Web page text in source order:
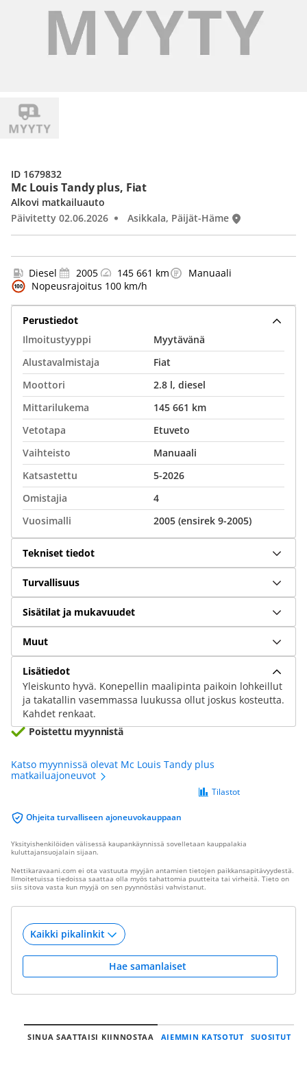
Mc Louis Tandy plus, Fiat
Alkovi matkailuauto
Päivitetty 02.06.2026
Asikkala, Päijät-Häme
ID 1679832
Diesel 2005 145 661 km
Manuaali
Nopeusrajoitus 100 km/h
Perustiedot
Ilmoitustyyppi
Myytävänä
Alustavalmistaja
Fiat
Moottori
2.8 l, diesel
Mittarilukema
145 661 km
Vetotapa
Etuveto
Vaihteisto
Manuaali
Katsastettu
5-2026
Omistajia
4
Vuosimalli
2005 (ensirek 9-2005)
Tekniset tiedot
Turvallisuus
Sisätilat ja mukavuudet
Muut
Lisätiedot
Yleiskunto hyvä. Konepellin maalipinta paikoin lohkeillut
ja takatallin vasemmassa luukussa ollut joskus kosteutta.
Kahdet renkaat.
Poistettu myynnistä
Katso myynnissä olevat Mc Louis Tandy plus
matkailuajoneuvot
Ohjeita turvalliseen ajoneuvokauppaan
Tilastot
Yksityishenkilöiden välisessä kaupankäynnissä sovelletaan kauppalakia
kuluttajansuojalain sijaan.
Nettikaravaani.com ei ota vastuuta myyjän antamien tietojen paikkansapitävyydestä.
Ilmoitetuissa tiedoissa saattaa olla myös tahattomia puutteita tai virheitä. Tieto on
siis sitova vasta kun myyjä on sen pyynnöstäsi vahvistanut.
Hae samanlaiset
SINUA SAATTAISI KIINNOSTAA AIEMMIN KATSOTUT SUOSITUT